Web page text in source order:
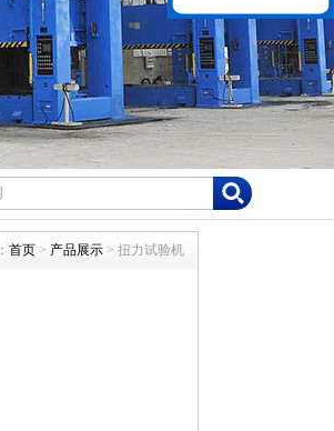
首页 > 产品展示 > 扭力试验机